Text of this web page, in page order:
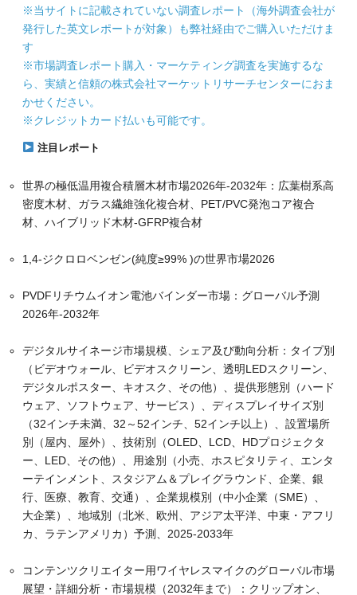
※当サイトに記載されていない調査レポート（海外調査会社が
発行した英文レポートが対象）も弊社経由でご購入いただけま
す
※市場調査レポート購入・マーケティング調査を実施するな
ら、実績と信頼の株式会社マーケットリサーチセンターにおま
かせください。
※クレジットカード払いも可能です。
注目レポート
世界の極低温用複合積層木材市場2026年-2032年：広葉樹系高
密度木材、ガラス繊維強化複合材、PET/PVC発泡コア複合
材、ハイブリッド木材-GFRP複合材
1,4-ジクロロベンゼン(純度≥99% )の世界市場2026
PVDFリチウムイオン電池バインダー市場：グローバル予測
2026年-2032年
デジタルサイネージ市場規模、シェア及び動向分析：タイプ別
（ビデオウォール、ビデオスクリーン、透明LEDスクリーン、
デジタルポスター、キオスク、その他）、提供形態別（ハード
ウェア、ソフトウェア、サービス）、ディスプレイサイズ別
（32インチ未満、32～52インチ、52インチ以上）、設置場所
別（屋内、屋外）、技術別（OLED、LCD、HDプロジェクタ
ー、LED、その他）、用途別（小売、ホスピタリティ、エンタ
ーテインメント、スタジアム＆プレイグラウンド、企業、銀
行、医療、教育、交通）、企業規模別（中小企業（SME）、
大企業）、地域別（北米、欧州、アジア太平洋、中東・アフリ
カ、ラテンアメリカ）予測、2025-2033年
コンテンツクリエイター用ワイヤレスマイクのグローバル市場
展望・詳細分析・市場規模（2032年まで）：クリップオン、